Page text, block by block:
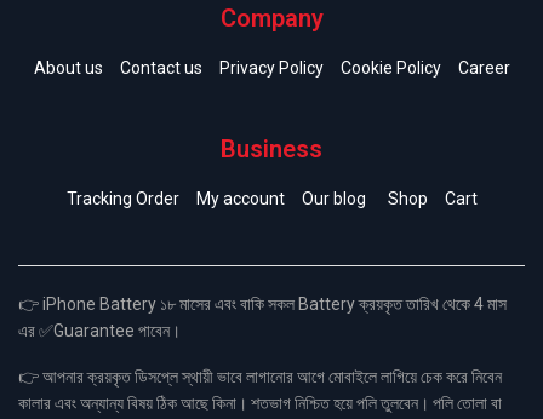
Company
About us Contact us Privacy Policy Cookie Policy Career
Business
Tracking Order My account Our blog Shop Cart
👉 iPhone Battery ১৮ মাসের এবং বাকি সকল Battery ক্রয়কৃত তারিখ থেকে 4 মাস
এর ✅Guarantee পাবেন।
👉 আপনার ক্রয়কৃত ডিসপ্লে স্থায়ী ভাবে লাগানোর আগে মোবাইলে লাগিয়ে চেক করে নিবেন
কালার এবং অন্যান্য বিষয় ঠিক আছে কিনা। শতভাগ নিশ্চিত হয়ে পলি তুলবেন। পলি তোলা বা